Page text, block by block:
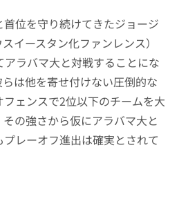
位を守り続けてきたジョージ
イースタン化ファンレンス）
ラバマ大と対戦することにな
は他を寄せ付けない圧倒的な
ェンスで2位以下のチームを大
の強さから仮にアラバマ大と
レーオフ進出は確実とされて